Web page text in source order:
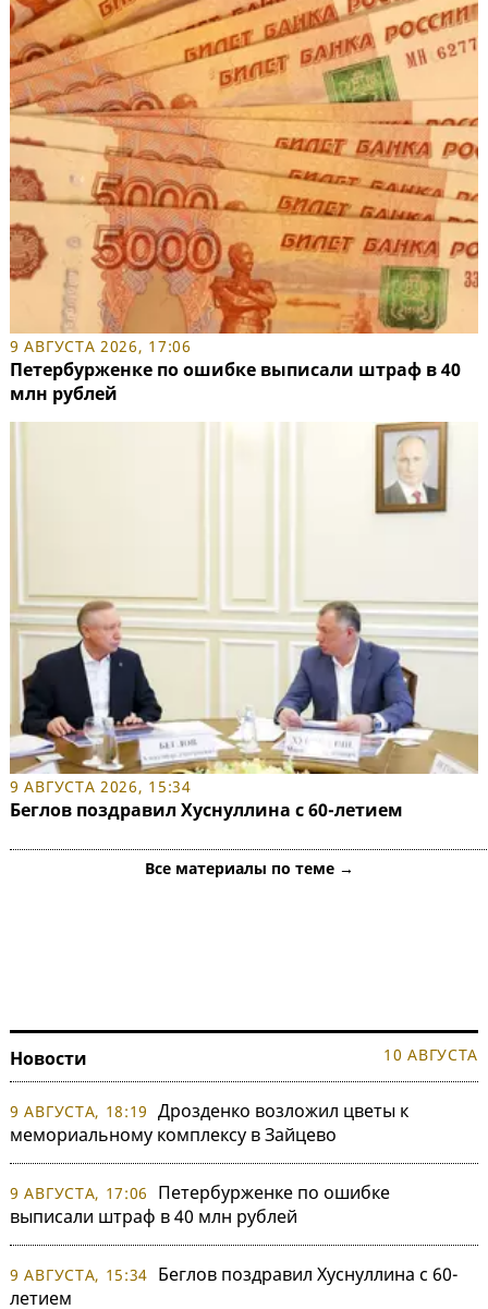
9 АВГУСТА 2026, 17:06
Петербурженке по ошибке выписали штраф в 40
млн рублей
9 АВГУСТА 2026, 15:34
Беглов поздравил Хуснуллина с 60-летием
Все материалы по теме →
Новости 10 АВГУСТА
9 АВГУСТА, 18:19 Дрозденко возложил цветы к
мемориальному комплексу в Зайцево
9 АВГУСТА, 17:06
Петербурженке по ошибке
выписали штраф в 40 млн рублей
9 АВГУСТА, 15:34 Беглов поздравил Хуснуллина с 60-
летием